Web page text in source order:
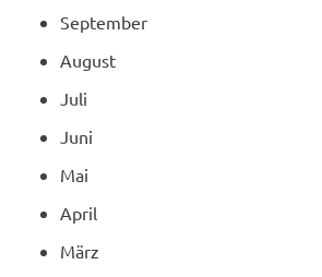
September
August
Juli
Juni
Mai
April
März